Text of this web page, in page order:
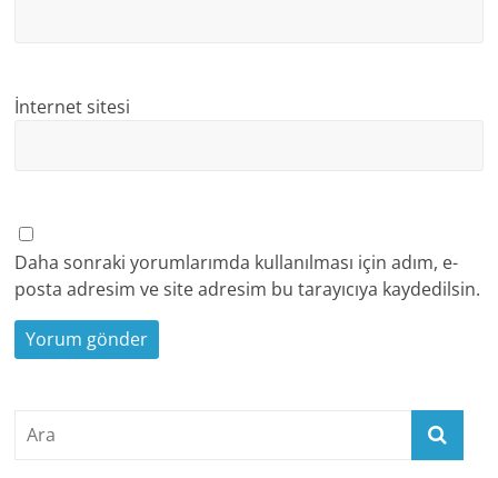
İnternet sitesi
Daha sonraki yorumlarımda kullanılması için adım, e-
posta adresim ve site adresim bu tarayıcıya kaydedilsin.